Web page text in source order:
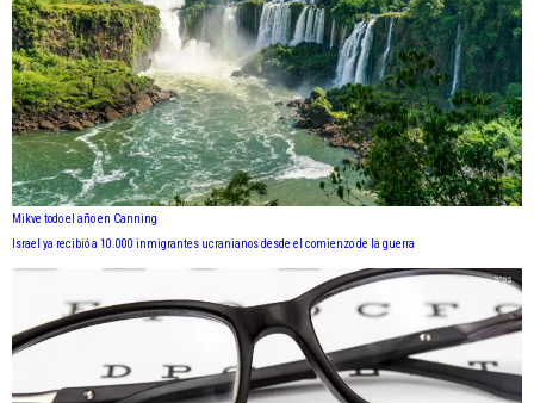
Mikve todo el año en Canning
Israel ya recibió a 10.000 inmigrantes ucranianos desde el comienzo de la guerra